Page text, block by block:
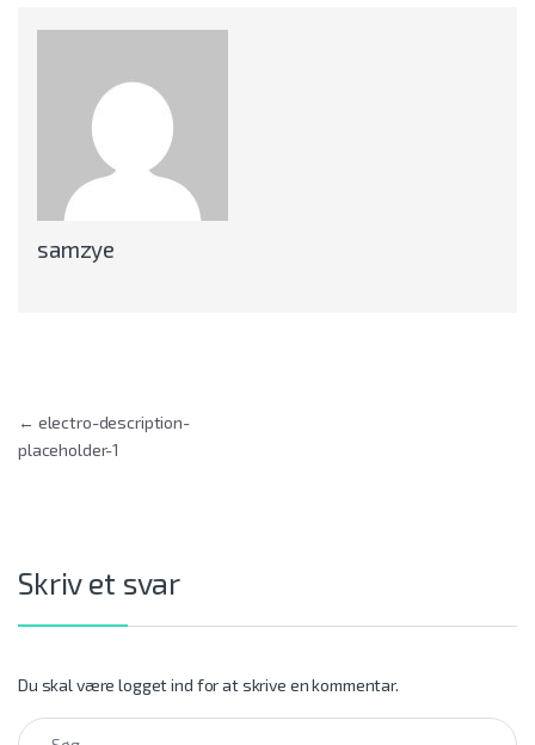
samzye
Indlægsnavigation
← electro-description-
placeholder-1
Skriv et svar
Du skal værelogget ind for at skrive en kommentar.
Søg efter: